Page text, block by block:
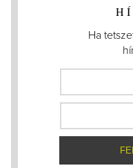
Ha